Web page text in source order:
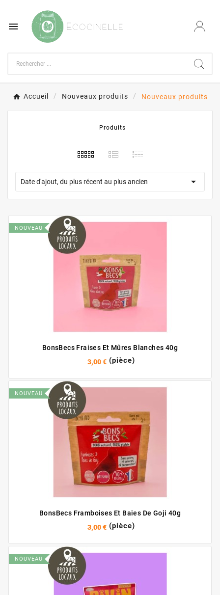

Accueil Nouveaux produits Nouveaux produits
Produits
Date d'ajout, du plus récent au plus ancien 
NOUVEAU
BonsBecs Fraises Et Mûres Blanches 40g
3,00 € (pièce)
NOUVEAU
BonsBecs Framboises Et Baies De Goji 40g
3,00 € (pièce)
NOUVEAU